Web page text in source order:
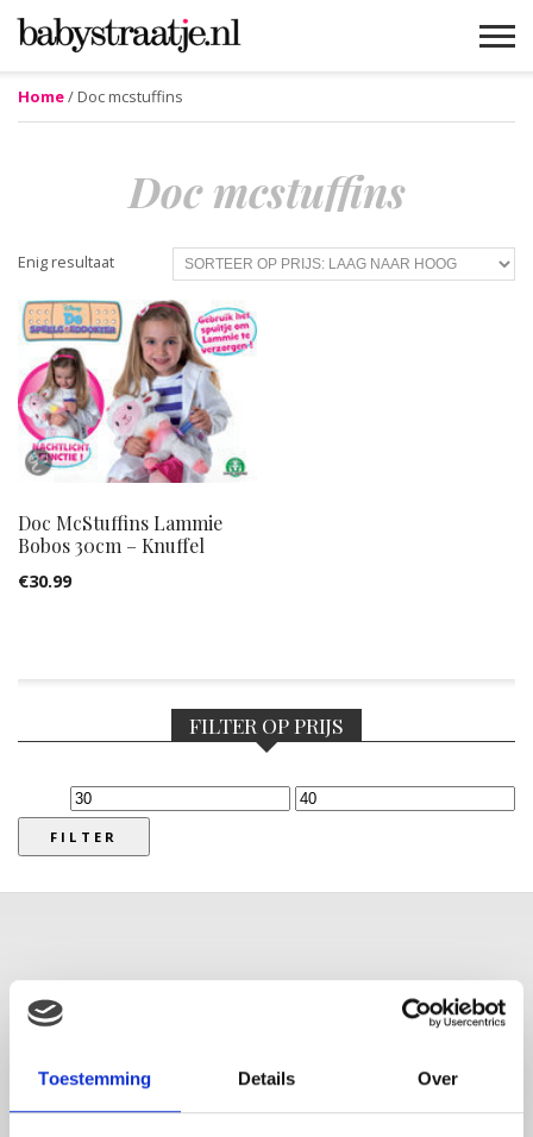
Toestemming Details Over
MAMAVLOGS
ZWANGER
BABY
LIFESTYLE
MUSTHAVES
CELEBS
ADVIES
WEBSHOPS
GRATIS
WIN
KORTINGEN
Home/ Doc mcstuffins
Doc mcstuffins
Enig resultaat
Doc McStuffins Lammie
Bobos 30cm – Knuffel
€30.99
FILTER OP PRIJS
Min.
prijs
Max.
FILTER